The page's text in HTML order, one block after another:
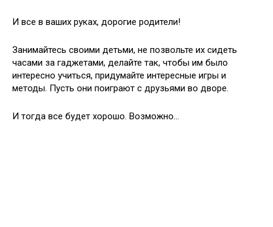
И все в ваших руках, дорогие родители!
Занимайтесь своими детьми, не позвольте их сидеть
часами за гаджетами, делайте так, чтобы им было
интересно учиться, придумайте интересные игры и
методы. Пусть они поиграют с друзьями во дворе.
И тогда все будет хорошо. Возможно…